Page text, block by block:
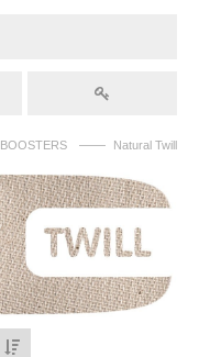
BOOSTERS —— Natural Twill